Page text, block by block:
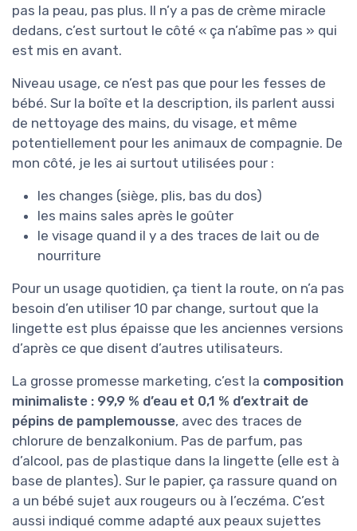
pas la peau, pas plus. Il n’y a pas de crème miracle
dedans, c’est surtout le côté « ça n’abîme pas » qui
est mis en avant.
Niveau usage, ce n’est pas que pour les fesses de
bébé. Sur la boîte et la description, ils parlent aussi
de nettoyage des mains, du visage, et même
potentiellement pour les animaux de compagnie. De
mon côté, je les ai surtout utilisées pour :
les changes (siège, plis, bas du dos)
les mains sales après le goûter
le visage quand il y a des traces de lait ou de
nourriture
Pour un usage quotidien, ça tient la route, on n’a pas
besoin d’en utiliser 10 par change, surtout que la
lingette est plus épaisse que les anciennes versions
d’après ce que disent d’autres utilisateurs.
La grosse promesse marketing, c’est la composition
minimaliste : 99,9 % d’eau et 0,1 % d’extrait de
pépins de pamplemousse, avec des traces de
chlorure de benzalkonium. Pas de parfum, pas
d’alcool, pas de plastique dans la lingette (elle est à
base de plantes). Sur le papier, ça rassure quand on
a un bébé sujet aux rougeurs ou à l’eczéma. C’est
aussi indiqué comme adapté aux peaux sujettes